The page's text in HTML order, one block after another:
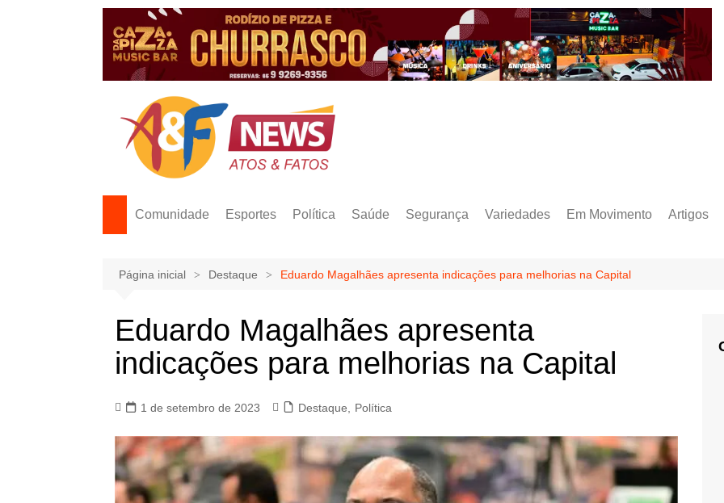
Comunidade Esportes Política Saúde Segurança Variedades Em Movimento Artigos
Página inicial Destaque Eduardo Magalhães apresenta indicações para melhorias na Capital
Eduardo Magalhães apresenta
indicações para melhorias na Capital
1 de setembro de 2023 Destaque Política